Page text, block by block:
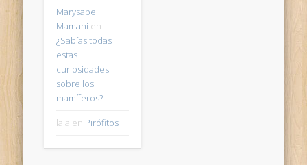
Marysabel
Mamani en
¿Sabías todas
estas
curiosidades
sobre los
mamíferos?
lala en Pirófitos